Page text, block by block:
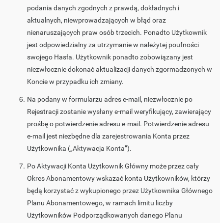
podania danych zgodnych z prawdą, dokładnych i
aktualnych, niewprowadzających w błąd oraz
nienaruszających praw osób trzecich. Ponadto Użytkownik
jest odpowiedzialny za utrzymanie w należytej poufności
swojego Hasła. Użytkownik ponadto zobowiązany jest
niezwłocznie dokonać aktualizacji danych zgormadzonych w
Koncie w przypadku ich zmiany.
Na podany w formularzu adres e-mail, niezwłocznie po
Rejestracji zostanie wysłany e-mail weryfikujący, zawierający
prośbę o potwierdzenie adresu e-mail. Potwierdzenie adresu
e-mail jest niezbędne dla zarejestrowania Konta przez
Użytkownika („Aktywacja Konta”).
Po Aktywacji Konta Użytkownik Główny może przez cały
Okres Abonamentowy wskazać konta Użytkowników, którzy
będą korzystać z wykupionego przez Użytkownika Głównego
Planu Abonamentowego, w ramach limitu liczby
Użytkowników Podporządkowanych danego Planu